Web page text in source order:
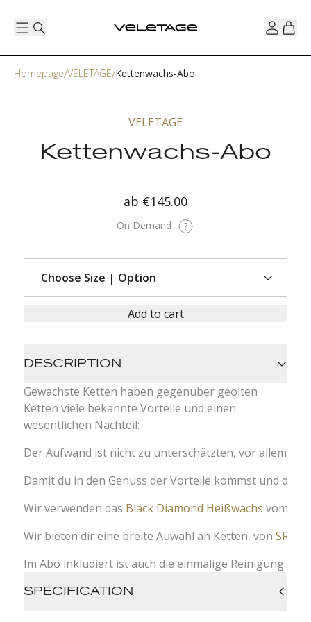
Homepage VELETAGE Kettenwachs-Abo
VELETAGE
Kettenwachs-Abo
ab €145.00
On Demand
Add to cart
DESCRIPTION
Gewachste Ketten haben gegenüber geölten
Ketten viele bekannte Vorteile und einen
wesentlichen Nachteil:
Der Aufwand ist nicht zu unterschätzten, vor allem
Damit du in den Genuss der Vorteile kommst und die
Wir verwenden das Black Diamond Heißwachs vom
Wir bieten dir eine breite Auwahl an Ketten, von SRAM
Im Abo inkludiert ist auch die einmalige Reinigung
SPECIFICATION